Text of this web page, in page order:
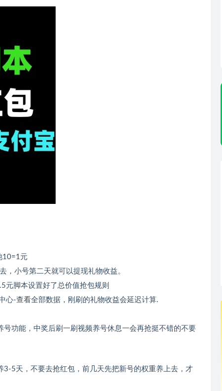
10=1元
，小号第二天就可以提现礼物收益。
元脚本设置好了总价值抢包规则
心-查看全部数据，刚刷的礼物收益会延迟计算.
功能，中奖后刷一刷视频养号休息一会再抢挺不错的不要
5天，不要去抢红包，前几天先把新号的权重养上去，才